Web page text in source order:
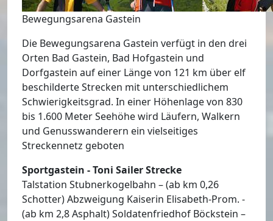
Bewegungsarena Gastein
Die Bewegungsarena Gastein verfügt in den drei
Orten Bad Gastein, Bad Hofgastein und
Dorfgastein auf einer Länge von 121 km über elf
beschilderte Strecken mit unterschiedlichem
Schwierigkeitsgrad. In einer Höhenlage von 830
bis 1.600 Meter Seehöhe wird Läufern, Walkern
und Genusswanderern ein vielseitiges
Streckennetz geboten
Sportgastein - Toni Sailer Strecke
Talstation Stubnerkogelbahn – (ab km 0,26
Schotter) Abzweigung Kaiserin Elisabeth-Prom. -
(ab km 2,8 Asphalt) Soldatenfriedhof Böckstein –